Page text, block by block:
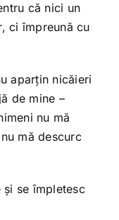
că nici un
ci împreună cu
aparțin nicăieri
de mine –
nu mă
mă descurc
și se împletesc